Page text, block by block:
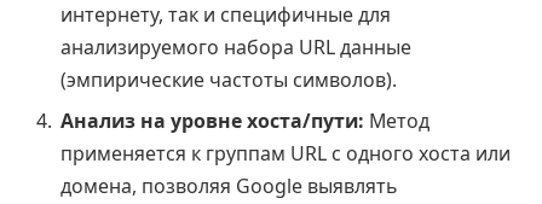
интернету, так и специфичные для
анализируемого набора URL данные
(эмпирические частоты символов).
Анализ на уровне хоста/пути: Метод
применяется к группам URL с одного хоста или
домена, позволяя Google выявлять